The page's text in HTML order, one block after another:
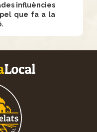
influències
que fa a la